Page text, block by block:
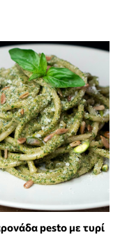
pesto με τυρί